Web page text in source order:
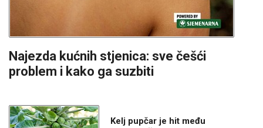
Najezda kućnih stjenica: sve češći
problem i kako ga suzbiti
Kelj pupčar je hit među